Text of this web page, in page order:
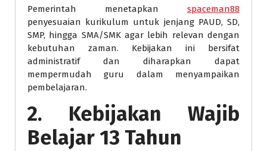
Pemerintah menetapkan spaceman88
penyesuaian kurikulum untuk jenjang PAUD, SD,
SMP, hingga SMA/SMK agar lebih relevan dengan
kebutuhan zaman. Kebijakan ini bersifat
administratif dan diharapkan dapat
mempermudah guru dalam menyampaikan
pembelajaran.
2. Kebijakan Wajib
Belajar 13 Tahun